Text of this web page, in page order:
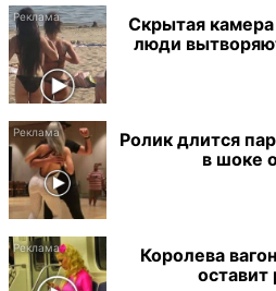
Скрытая
люди
Ролик длится
в шоке
Королева